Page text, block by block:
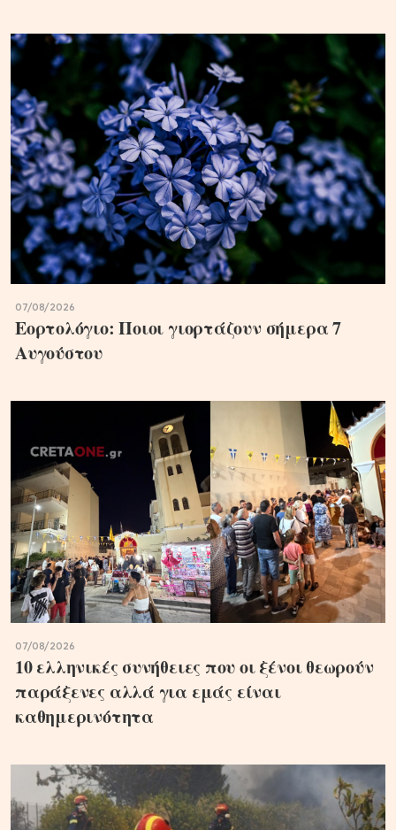
07/08/2026
Εορτολόγιο: Ποιοι γιορτάζουν σήμερα 7
Αυγούστου
07/08/2026
10 ελληνικές συνήθειες που οι ξένοι θεωρούν
παράξενες αλλά για εμάς είναι
καθημερινότητα